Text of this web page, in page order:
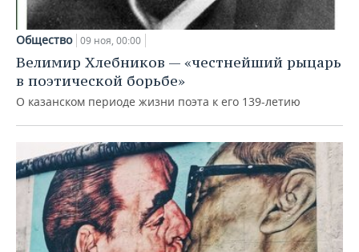
Общество 09 ноя, 00:00
Велимир Хлебников — «честнейший рыцарь
в поэтической борьбе»
О казанском периоде жизни поэта к его 139-летию